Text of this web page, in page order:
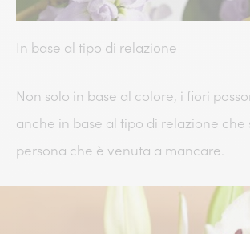
In base al tipo di relazione
Non solo in base al colore, i fiori
anche in base al tipo di relazione che
persona che è venuta a mancare.